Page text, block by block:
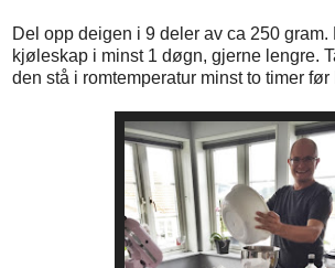
Del opp deigen i 9 deler av ca 250 gram.
kjøleskap i minst 1 døgn, gjerne lengre.
den stå i romtemperatur minst to timer før